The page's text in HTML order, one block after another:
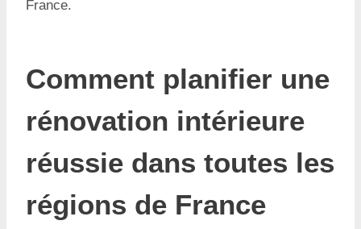
France.
Comment planifier une
rénovation intérieure
réussie dans toutes les
régions de France